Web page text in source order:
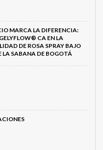
MARCA LA DIFERENCIA:
CA EN LA
DE ROSA SPRAY BAJO
LA SABANA DE BOGOTÁ